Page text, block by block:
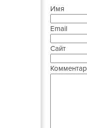
Имя
Email
Сайт